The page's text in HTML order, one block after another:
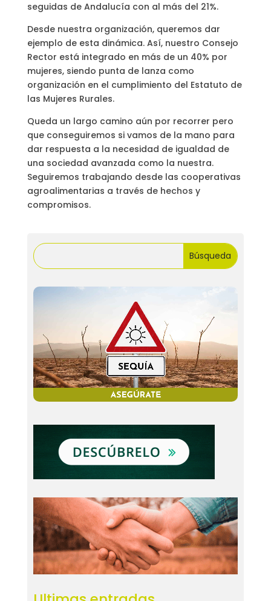
seguidas de Andalucía con al más del 21%.
Desde nuestra organización, queremos dar
ejemplo de esta dinámica. Así, nuestro Consejo
Rector está integrado en más de un 40% por
mujeres, siendo punta de lanza como
organización en el cumplimiento del Estatuto de
las Mujeres Rurales.
Queda un largo camino aún por recorrer pero
que conseguiremos si vamos de la mano para
dar respuesta a la necesidad de igualdad de
una sociedad avanzada como la nuestra.
Seguiremos trabajando desde las cooperativas
agroalimentarias a través de hechos y
compromisos.